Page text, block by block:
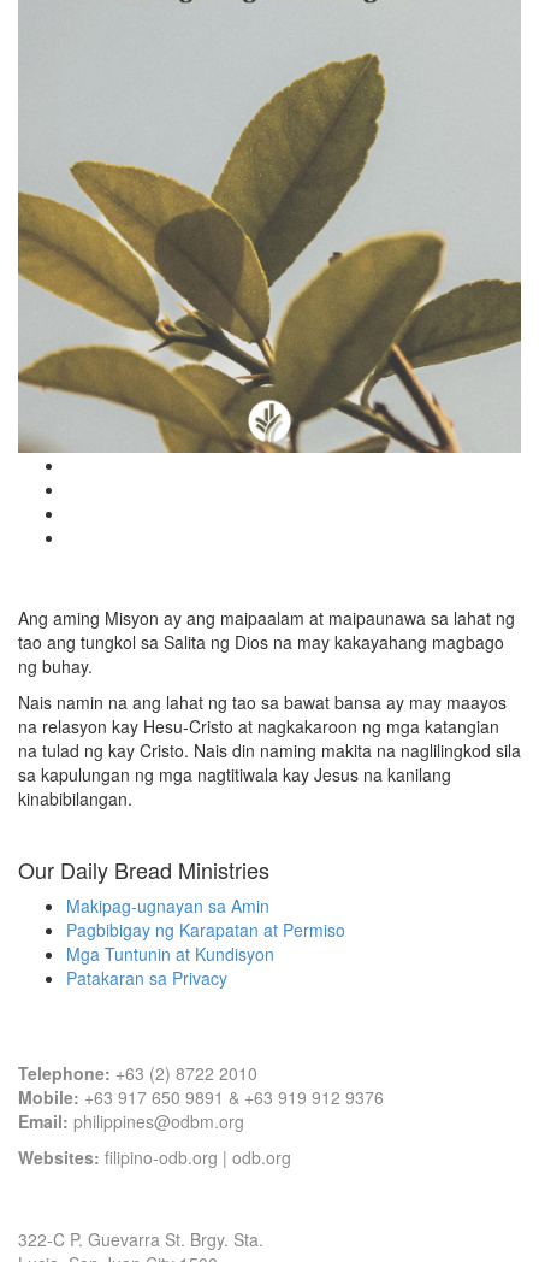
Ang aming Misyon ay ang maipaalam at maipaunawa sa lahat ng
tao ang tungkol sa Salita ng Dios na may kakayahang magbago
ng buhay.
Nais namin na ang lahat ng tao sa bawat bansa ay may maayos
na relasyon kay Hesu-Cristo at nagkakaroon ng mga katangian
na tulad ng kay Cristo. Nais din naming makita na naglilingkod sila
sa kapulungan ng mga nagtitiwala kay Jesus na kanilang
kinabibilangan.
Our Daily Bread Ministries
Makipag-ugnayan sa Amin
Pagbibigay ng Karapatan at Permiso
Mga Tuntunin at Kundisyon
Patakaran sa Privacy
Telephone: +63 (2) 8722 2010
Mobile: +63 917 650 9891 & +63 919 912 9376
Email: philippines@odbm.org
Websites: filipino-odb.org | odb.org
322-C P. Guevarra St. Brgy. Sta.